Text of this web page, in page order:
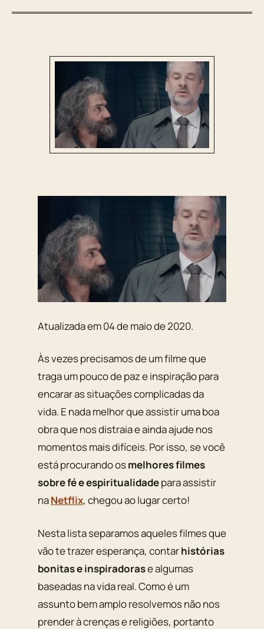
Atualizada em 04 de maio de 2020.
Às vezes precisamos de um filme que
traga um pouco de paz e inspiração para
encarar as situações complicadas da
vida. E nada melhor que assistir uma boa
obra que nos distraia e ainda ajude nos
momentos mais difíceis. Por isso, se você
está procurando osmelhores filmes
sobre fé e espiritualidadepara assistir
naNetflix, chegou ao lugar certo!
Nesta lista separamos aqueles filmes que
vão te trazer esperança, contarhistórias
bonitas e inspiradorase algumas
baseadas na vida real. Como é um
assunto bem amplo resolvemos não nos
prender à crenças e religiões, portanto